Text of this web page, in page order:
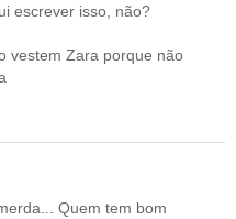
escrever isso, não?
vestem Zara porque não
Quem tem bom